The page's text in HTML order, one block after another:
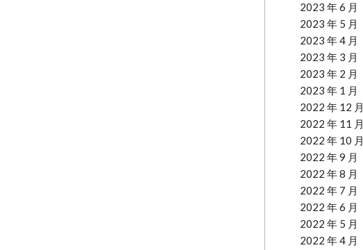
2023 年 6 月
2023 年 5 月
2023 年 4 月
2023 年 3 月
2023 年 2 月
2023 年 1 月
2022 年 12 月
2022 年 11 月
2022 年 10 月
2022 年 9 月
2022 年 8 月
2022 年 7 月
2022 年 6 月
2022 年 5 月
2022 年 4 月